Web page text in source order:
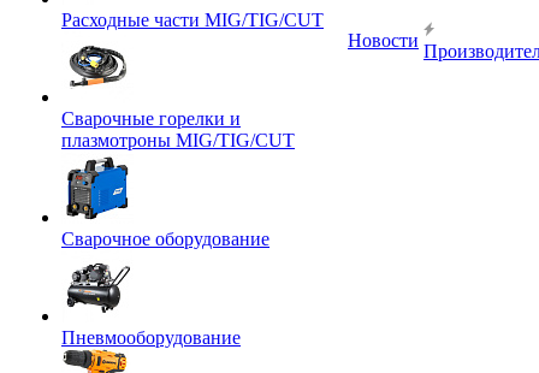
Расходные части MIG/TIG/CUT
Сварочные горелки и
плазмотроны MIG/TIG/CUT
Сварочное оборудование
Пневмооборудование
Новости